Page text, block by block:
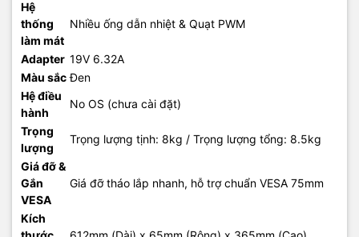
Hệ
thống
làm mát
Nhiều ống dẫn nhiệt & Quạt PWM
Adapter 19V 6.32A
Màu sắc Đen
Hệ điều
hành
No OS (chưa cài đặt)
Trọng
lượng
Trọng lượng tịnh: 8kg / Trọng lượng tổng: 8.5kg
Giá đỡ &
Gắn
VESA
Giá đỡ tháo lắp nhanh, hỗ trợ chuẩn VESA 75mm
Kích